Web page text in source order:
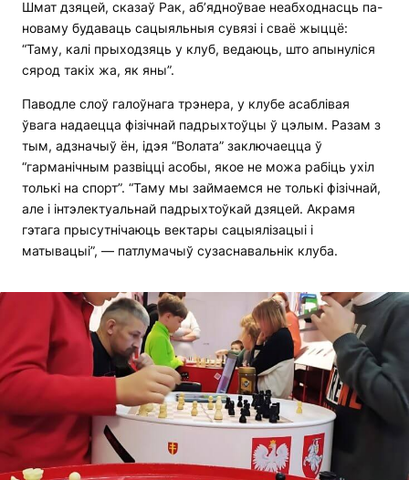
Шмат дзяцей, сказаў Рак, аб’ядноўвае неабходнасць па-
новаму будаваць сацыяльныя сувязі і сваё жыццё:
“Таму, калі прыходзяць у клуб, ведаюць, што апынуліся
сярод такіх жа, як яны”.
Паводле слоў галоўнага трэнера, у клубе асаблівая
ўвага надаецца фізічнай падрыхтоўцы ў цэлым. Разам з
тым, адзначыў ён, ідэя “Волата” заключаецца ў
“гарманічным развіцці асобы, якое не можа рабіць ухіл
толькі на спорт”. “Таму мы займаемся не толькі фізічнай,
але і інтэлектуальнай падрыхтоўкай дзяцей. Акрамя
гэтага прысутнічаюць вектары сацыялізацыі і
матывацыі”, — патлумачыў сузаснавальнік клуба.